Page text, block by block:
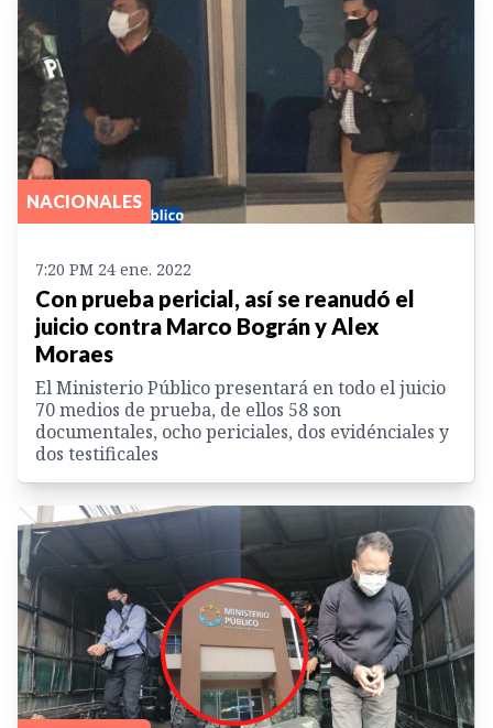
NACIONALES
7:20 PM 24 ene. 2022
Con prueba pericial, así se reanudó el
juicio contra Marco Bográn y Alex
Moraes
El Ministerio Público presentará en todo el juicio
70 medios de prueba, de ellos 58 son
documentales, ocho periciales, dos evidénciales y
dos testificales